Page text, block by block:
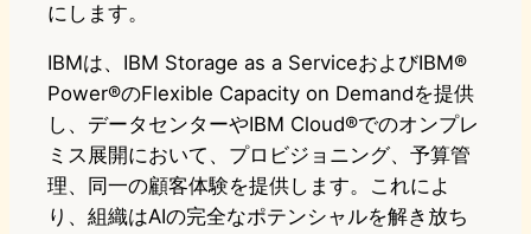
にします。
IBMは、IBM Storage as a ServiceおよびIBM®
Power®のFlexible Capacity on Demandを提供
し、データセンターやIBM Cloud®でのオンプレ
ミス展開において、プロビジョニング、予算管
理、同一の顧客体験を提供します。これによ
り、組織はAIの完全なポテンシャルを解き放ち